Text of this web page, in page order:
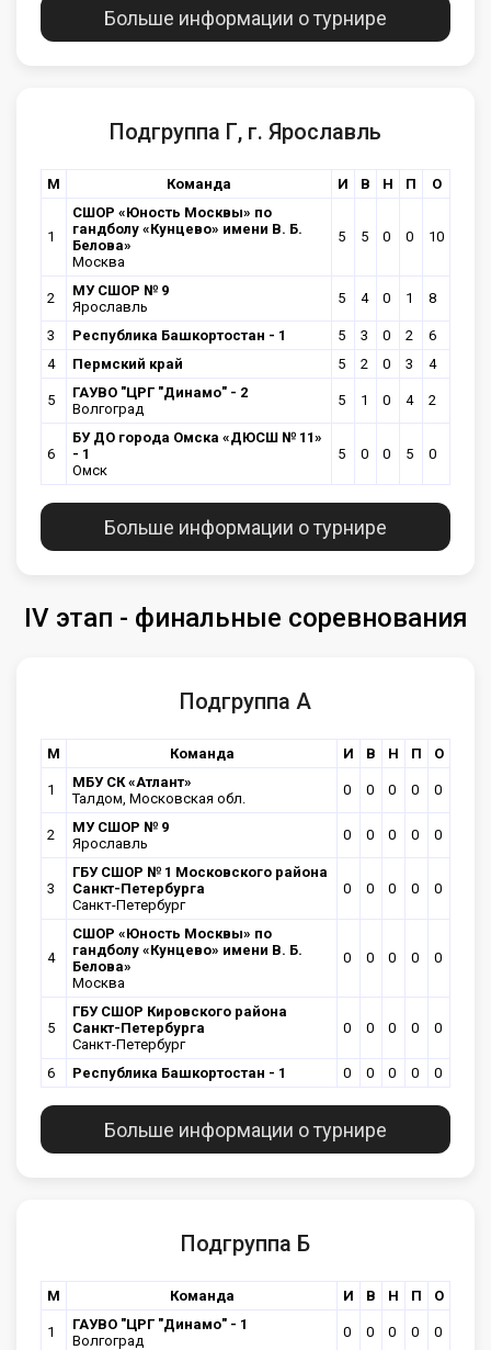
Больше информации о турнире
Подгруппа Г, г. Ярославль
М Команда И В Н П О
1
CШОР «Юность Москвы» по
гандболу «Кунцево» имени В. Б.
Белова»
Москва
5 5 0 0 10
2
МУ СШОР № 9
Ярославль
5 4 0 1 8
3 Республика Башкортостан - 1 5 3 0 2
6
4
Пермский край 5 2 0 3 4
5
ГАУВО "ЦРГ "Динамо" - 2
Волгоград
5 1 0 4 2
6
БУ ДО города Омска «ДЮСШ № 11»
- 1
Омск
5 0 0 5 0
Больше информации о турнире
IV этап - финальные соревнования
Подгруппа А
М Команда И В Н П О
1
МБУ СК «Атлант»
Талдом, Московская обл.
0 0 0 0 0
2
МУ СШОР № 9
Ярославль
0 0 0 0 0
3
ГБУ СШОР № 1 Московского района
Санкт-Петербурга
Санкт-Петербург
0 0 0 0 0
4
CШОР «Юность Москвы» по
гандболу «Кунцево» имени В. Б.
Белова»
Москва
0 0 0 0 0
5
ГБУ СШОР Кировского района
Санкт-Петербурга
Санкт-Петербург
0 0 0 0 0
6 Республика Башкортостан - 1 0 0 0 0 0
Больше информации о турнире
Подгруппа Б
М Команда И В Н П О
1
ГАУВО "ЦРГ "Динамо" - 1
Волгоград
0 0 0 0 0